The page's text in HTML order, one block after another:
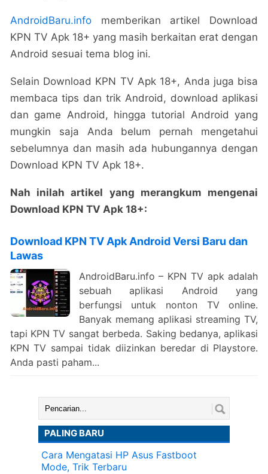
AndroidBaru.infomemberikan artikel Download
KPN TV Apk 18+ yang masih berkaitan erat dengan
Android sesuai tema blog ini.
Selain Download KPN TV Apk 18+, Anda juga bisa
membaca tips dan trik Android, download aplikasi
dan game Android, hingga tutorial Android yang
mungkin saja Anda belum pernah mengetahui
sebelumnya dan masih ada hubungannya dengan
Download KPN TV Apk 18+.
Nah inilah artikel yang merangkum mengenai
Download KPN TV Apk 18+:
Download KPN TV Apk Android Versi Baru dan
Lawas
AndroidBaru.info – KPN TV apk adalah
sebuah aplikasi Android yang
berfungsi untuk nonton TV online.
Banyak memang aplikasi streaming TV,
tapi KPN TV sangat berbeda. Saking bedanya, aplikasi
KPN TV sampai tidak diizinkan beredar di Playstore.
Anda pasti paham...
Cari:
PALING BARU
Cara Mengatasi HP Asus Fastboot
Mode, Trik Terbaru